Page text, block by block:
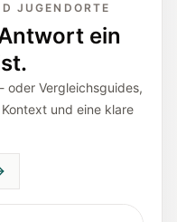
JUGENDORTE
ein
oder Vergleichsguides,
und eine klare